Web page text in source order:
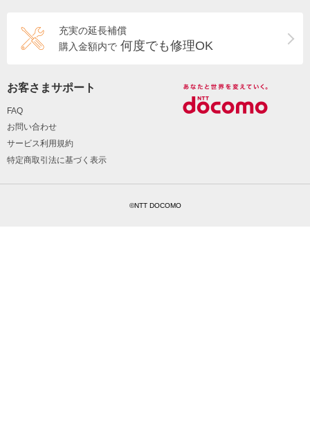
充実の延長補償
購入金額内で 何度でも修理OK
お客さまサポート
FAQ
お問い合わせ
サービス利用規約
特定商取引法に基づく表示
©NTT DOCOMO